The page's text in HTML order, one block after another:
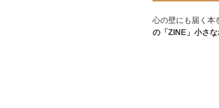
心の壁にも届く本
の「ZINE」小さ